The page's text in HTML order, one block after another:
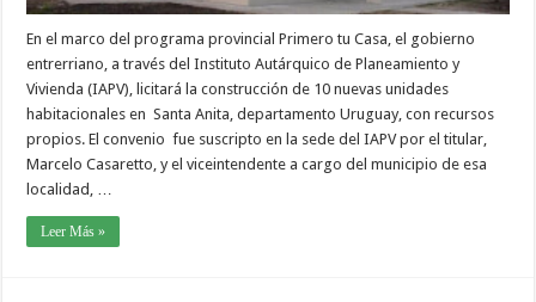
En el marco del programa provincial Primero tu Casa, el gobierno
entrerriano, a través del Instituto Autárquico de Planeamiento y
Vivienda (IAPV), licitará la construcción de 10 nuevas unidades
habitacionales en Santa Anita, departamento Uruguay, con recursos
propios. El convenio fue suscripto en la sede del IAPV por el titular,
Marcelo Casaretto, y el viceintendente a cargo del municipio de esa
localidad, …
Leer Más »